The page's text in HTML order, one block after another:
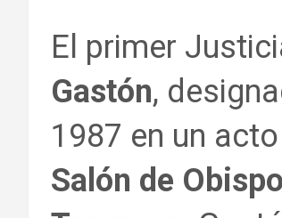
El primer
Gastón,
1987 en un
Salón de